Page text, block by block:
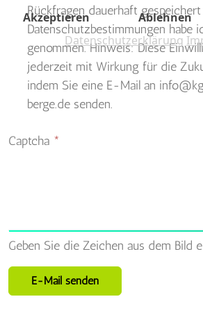
Rückfragen dauerhaft
Datenschutzbestimmungen habe
genommen. Hinweis: Diese
jederzeit mit Wirkung für die
indem Sie eine E-Mail an
berge.de senden.
Captcha *
Geben Sie die Zeichen aus dem Bild
E-Mail senden
Akzeptieren
Ablehnen
Datenschutzerklärung